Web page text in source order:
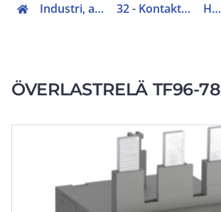
Industri, automation (31-40, 45) 32 - Kontaktorer och startapparater Hjälpreläer
ÖVERLASTRELÄ TF96-78